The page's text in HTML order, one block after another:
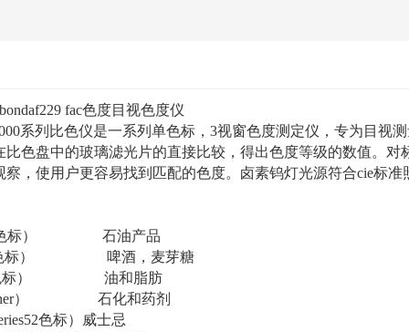
fac色度目视色度仪
系列比色仪是一系列单色标，3视窗色度测定仪，专为目视
比色盘中的玻璃滤光片的直接比较，得出色度等级的数值。对
察，使用户更容易找到匹配的色度。卤素钨灯光源符合cie标
色标） 石油产品
色标） 啤酒，麦芽糖
色标） 油和脂肪
） 石化和药剂
色标）威士忌